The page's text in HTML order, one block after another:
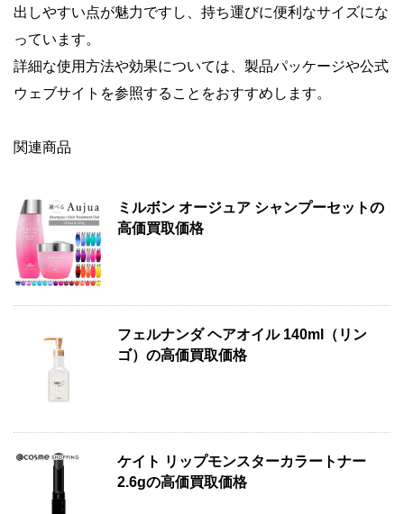
出しやすい点が魅力ですし、持ち運びに便利なサイズにな
っています。
詳細な使用方法や効果については、製品パッケージや公式
ウェブサイトを参照することをおすすめします。
関連商品
ミルボン オージュア シャンプーセットの
高価買取価格
フェルナンダ ヘアオイル 140ml（リン
ゴ）の高価買取価格
ケイト リップモンスターカラートナー
2.6gの高価買取価格